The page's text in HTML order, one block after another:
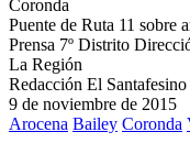
Puente de Ruta 11 sobre
Prensa 7º Distrito
La Región
Redacción El Santafesino
9 de noviembre de 2015
Arocena Bailey Coronda